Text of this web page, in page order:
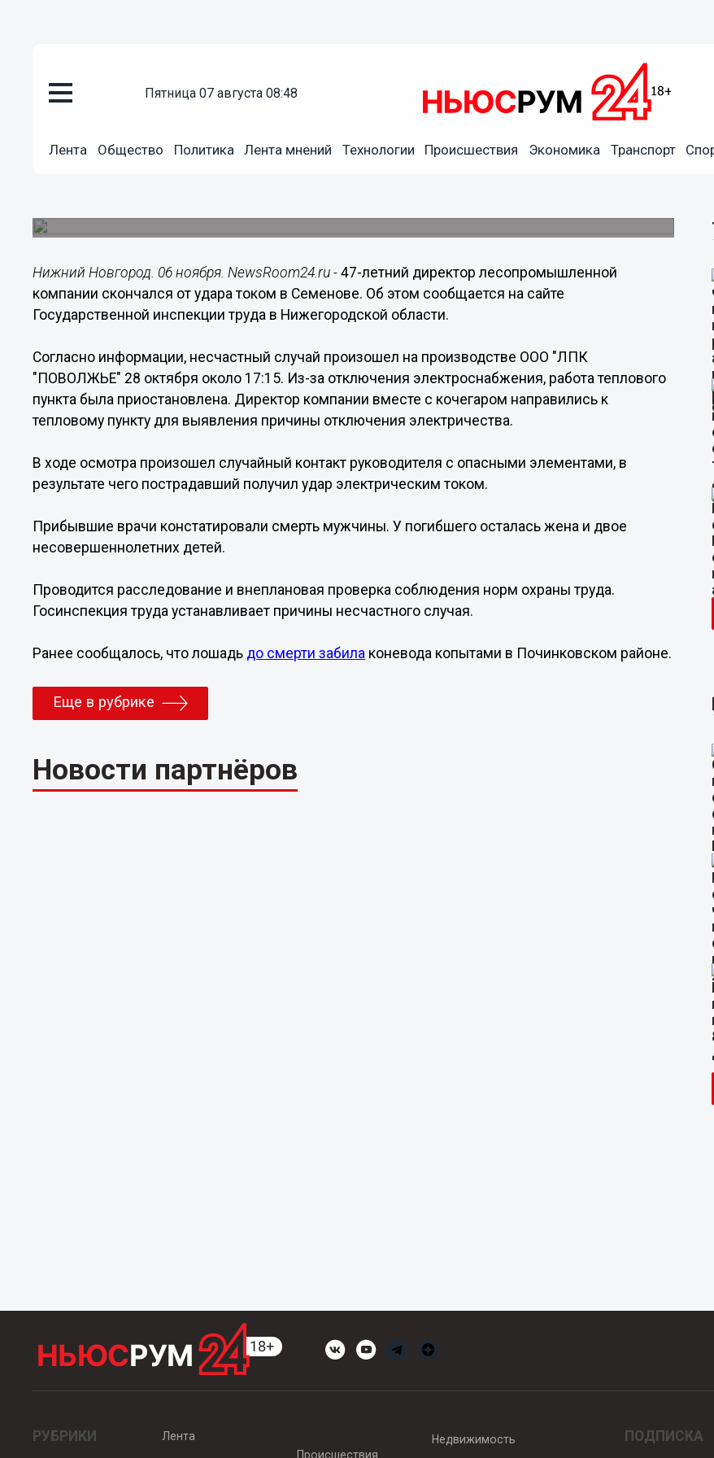
пятница 07 августа 08:48
Лента Общество Политика Лента мнений Технологии Происшествия Экономика Транспорт
Директор семеновского лесопромышленного предприятия
Нижний Новгород. 06 ноября. NewsRoom24.ru -47-летний директор лесопромышленной
компании скончался от удара током в Семенове. Об этом сообщается на сайте
Государственной инспекции труда в Нижегородской области.
Согласно информации, несчастный случай произошел на производстве ООО "ЛПК
"ПОВОЛЖЬЕ" 28 октября около 17:15. Из-за отключения электроснабжения, работа теплового
пункта была приостановлена. Директор компании вместе с кочегаром направились к
тепловому пункту для выявления причины отключения электричества.
В ходе осмотра произошел случайный контакт руководителя с опасными элементами, в
результате чего пострадавший получил удар электрическим током.
Прибывшие врачи констатировали смерть мужчины. У погибшего осталась жена и двое
несовершеннолетних детей.
Проводится расследование и внеплановая проверка соблюдения норм охраны труда.
Госинспекция труда устанавливает причины несчастного случая.
Ранее сообщалось, что лошадь до смерти забила коневода копытами в Починковском районе.
Еще в рубрике
Новости партнёров
РУБРИКИ
Лента
Происшествия
Недвижимость ПОДПИСКА